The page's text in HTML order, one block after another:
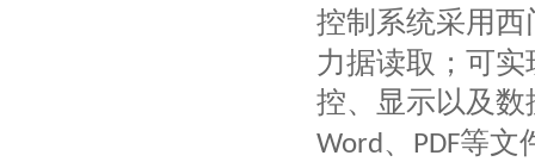
控制系统采用西
力据读取；可
控、显示以及
Word、 PDF等文